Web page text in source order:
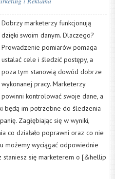
Dobrzy marketerzy funkcjonują
dzięki swoim danym. Dlaczego?
Prowadzenie pomiarów pomaga
ustalać cele i śledzić postępy, a
poza tym stanowią dowód dobrze
wykonanej pracy. Marketerzy
powinni kontrolować swoje dane, a
będą im potrzebne do śledzenia
Zagłębiając się w wyniki,
co działało poprawni oraz co nie
możemy wyciągać odpowiednie
staniesz się marketerem o [&hellip